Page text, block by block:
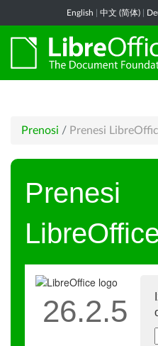
English 中文 (简体)
Prenosi / Prenesi
Prenesi
26.2.5